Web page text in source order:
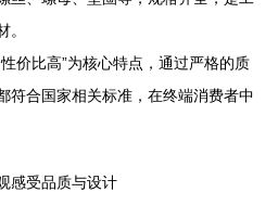
。
价比高”为核心特点，通过严格的质
符合国家相关标准，在终端消费者中
感受品质与设计